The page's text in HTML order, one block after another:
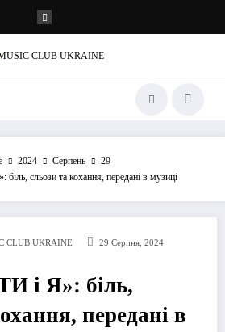
2024 Серпень
29
сльози та кохання, передані в музиці
CLUB UKRAINE 29 Серпня, 2024
і Я»: біль,
передані в